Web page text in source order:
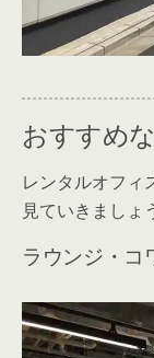
おすすめ
レンタルオフィ
見ていきましょ
ラウンジ・コ